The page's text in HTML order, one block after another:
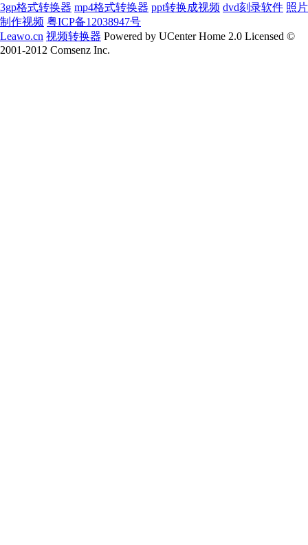
3gp格式转换器 mp4格式转换器 ppt转换成视频 dvd刻录软件 照片
制作视频 粤ICP备12038947号
Leawo.cn 视频转换器 Powered by UCenter Home 2.0 Licensed ©
2001-2012 Comsenz Inc.